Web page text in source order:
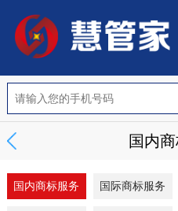
国内
国内商标服务 国际商标服务